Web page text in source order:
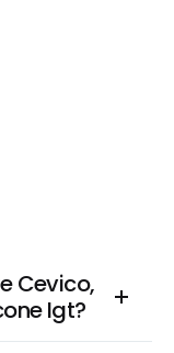
Cevico,
Igt?